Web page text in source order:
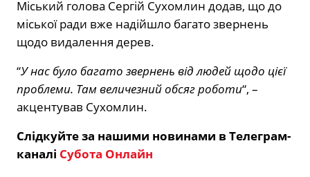
Міський голова Сергій Сухомлин додав, що до
міської ради вже надійшло багато звернень
щодо видалення дерев.
“У нас було багато звернень від людей щодо цієї
проблеми. Там величезний обсяг роботи“, –
акцентував Сухомлин.
Слідкуйте за нашими новинами в Телеграм-
каналі Субота Онлайн